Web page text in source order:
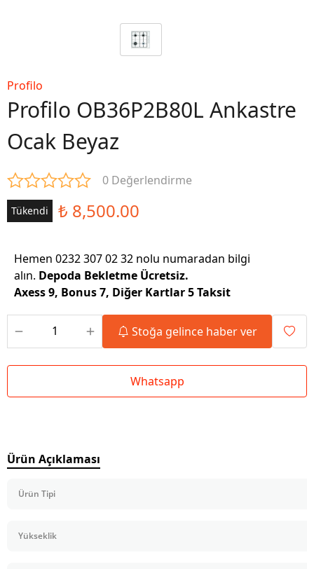
Profilo
Profilo OB36P2B80L Ankastre
Ocak Beyaz
0 Değerlendirme
Tükendi ₺ 8,500.00
Hemen 0232 307 02 32 nolu numaradan bilgi
alın. Depoda Bekletme Ücretsiz.
Axess 9, Bonus 7, Diğer Kartlar 5 Taksit
Stoğa gelince haber ver
Whatsapp
Ürün Açıklaması
Ürün Tipi
Yükseklik